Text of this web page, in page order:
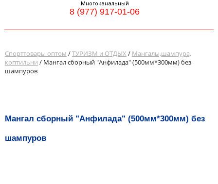
Многоканальный
8 (977) 917-01-06
Спорттовары оптом /ТУРИЗМ и ОТДЫХ / Мангалы,шампура,
коптильни / Мангал сборный "Анфилада" (500мм*300мм) без
шампуров
Мангал сборный "Анфилада" (500мм*300мм) без
шампуров